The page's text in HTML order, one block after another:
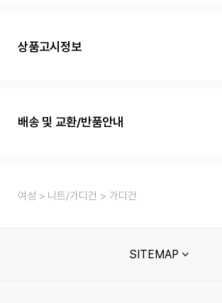
상품고시정보
배송 및 교환/반품안내
여성 니트/가디건 가디건
SITEMAP